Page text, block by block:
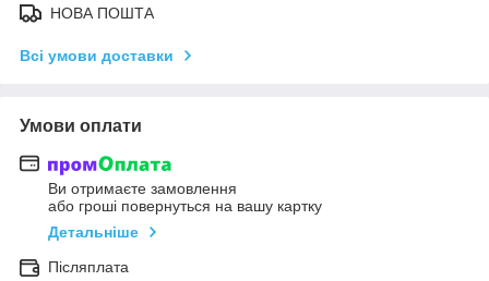
НОВА ПОШТА
Всі умови доставки
Умови оплати
Ви отримаєте замовлення
або гроші повернуться на вашу картку
Детальніше
Післяплата